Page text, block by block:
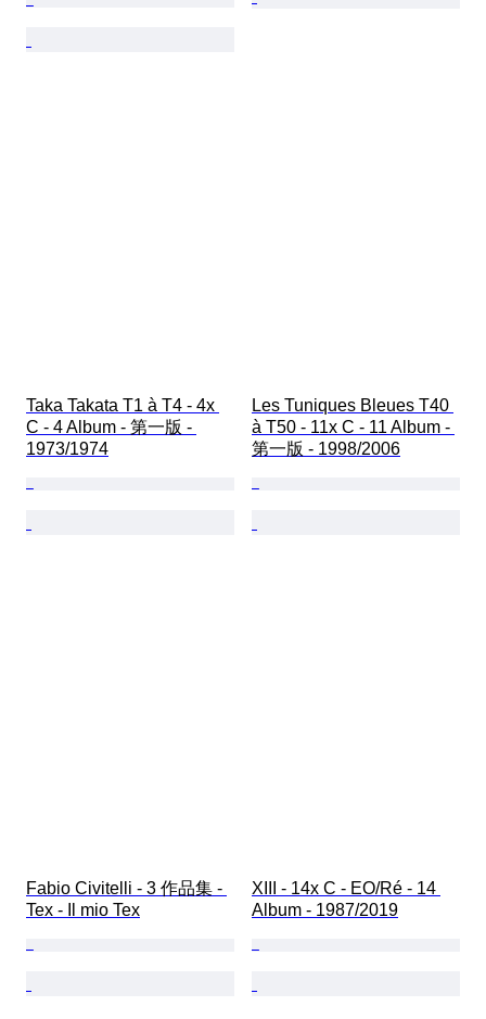
Taka Takata T1 à T4 - 4x
C - 4 Album - 第一版 -
1973/1974
Les Tuniques Bleues T40
à T50 - 11x C - 11 Album -
第一版 - 1998/2006
Fabio Civitelli - 3 作品集 -
Tex - Il mio Tex
XIII - 14x C - EO/Ré - 14
Album - 1987/2019